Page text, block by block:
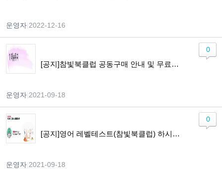
운영자 2022-12-16
[공지]참빛북클럽 공동구매 안내 및 무료체험 이용가이드
운영자 2021-09-18
0
[공지]영어 레벨테스트(참빛북클럽) 하시고자 하는 분들께 알려드립니다.
운영자 2021-09-18
0